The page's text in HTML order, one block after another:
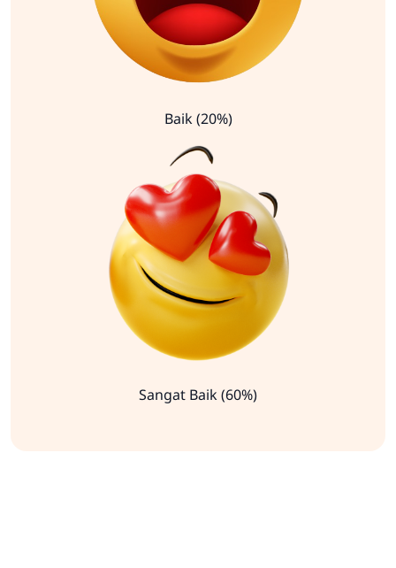
Baik (20%)
Sangat Baik (60%)